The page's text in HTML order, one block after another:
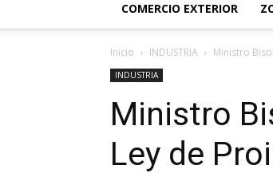
COMERCIO EXTERIOR
Inicio INDUSTRIA Ministro
INDUSTRIA
Ministro
Ley de